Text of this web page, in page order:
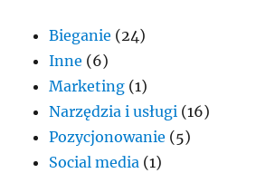
Bieganie (24)
Inne (6)
Marketing (1)
Narzędzia i usługi (16)
Pozycjonowanie (5)
Social media (1)